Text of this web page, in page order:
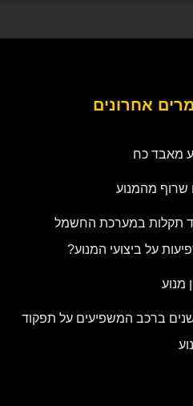
אחרונים
מאבד כח
שרוף מהמנוע
תקלות במערכת החשמל
על ביצועי המנוע?
מנוע
ברכב המשפיעים על תפקוד